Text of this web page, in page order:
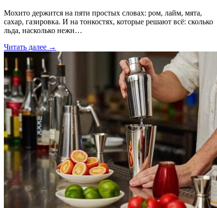
Мохито держится на пяти простых словах: ром, лайм, мята,
сахар, газировка. И на тонкостях, которые решают всё: сколько
льда, насколько нежн…
Читать далее →